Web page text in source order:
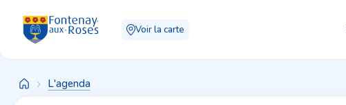
Voir la carte
L'agenda